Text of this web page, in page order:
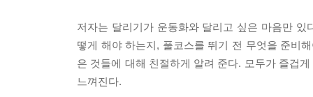
저자는 달리기가 운동화와 달리고 싶은 마음만
떻게 해야 하는지, 풀코스를 뛰기 전 무엇을 준비
은 것들에 대해 친절하게 알려 준다. 모두가 즐겁
느껴진다.